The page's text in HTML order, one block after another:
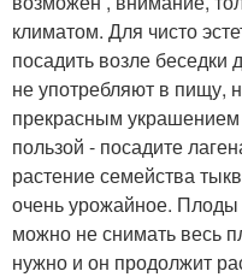
климатом. Для чисто
посадить возле
не употребляют в пищу,
прекрасным украшением
пользой - посадите
растение семейства
очень урожайное. Плоды
можно не снимать весь
нужно и он продолжит